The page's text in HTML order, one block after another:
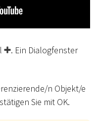
. Ein Dialogfenster
n Objekt/e
Sie mit OK.